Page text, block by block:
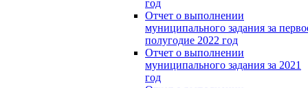
год
Отчет о выполнении
муниципального задания за
полугодие 2022 год
Отчет о выполнении
муниципального задания за 2021
год